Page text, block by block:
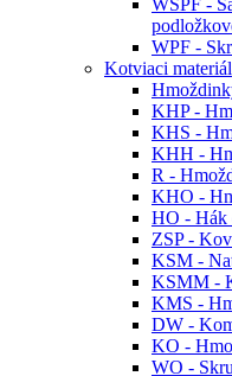
WSPF -
WPF -
Kotviaci materiál
KHP -
KHS -
KHH -
R -
KHO -
HO - Hák
ZSP -
KSM -
KSMM -
KMS -
DW -
KO -
WO -